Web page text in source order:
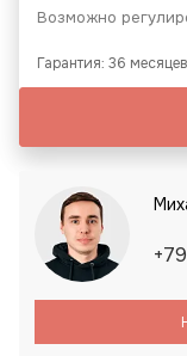
Возможно
Гарантия: 36 месяцев